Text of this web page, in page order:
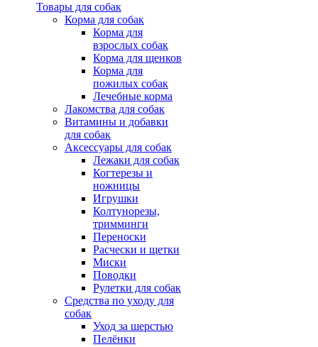
Товары для собак
Корма для собак
Корма для
взрослых собак
Корма для щенков
Корма для
пожилых собак
Лечебные корма
Лакомства для собак
Витамины и добавки
для собак
Аксессуары для собак
Лежаки для собак
Когтерезы и
ножницы
Игрушки
Колтунорезы,
тримминги
Переноски
Расчески и щетки
Миски
Поводки
Рулетки для собак
Средства по уходу для
собак
Уход за шерстью
Пелёнки